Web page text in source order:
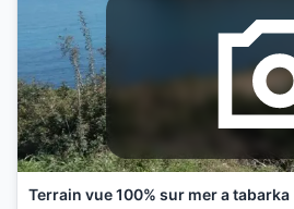
Terrain vue 100% sur mer a tabarka